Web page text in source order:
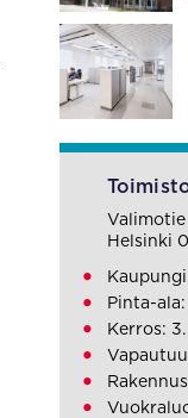
Valimotie
Helsinki
Pinta-ala:
Kerros: